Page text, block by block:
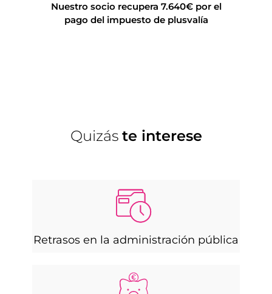
Nuestro socio recupera 7.640€ por el
pago del impuesto de plusvalía
Quizás te interese
Retrasos en la administración pública